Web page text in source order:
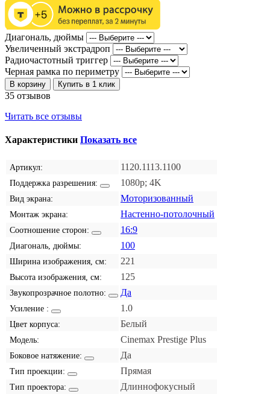
Диагональ, дюймы
Увеличенный экстрадроп
Радиочастотный триггер
Черная рамка по периметру
В корзину Купить в 1 клик
35 отзывов
Читать все отзывы
Характеристики Показать все
Артикул: 1120.1113.1100
Поддержка разрешения: 1080p; 4K
Вид экрана: Моторизованный
Монтаж экрана: Настенно-потолочный
Соотношение сторон: 16:9
Диагональ, дюймы: 100
Ширина изображения, см: 221
Высота изображения, см: 125
Звукопрозрачное полотно: Да
Усиление : 1.0
Цвет корпуса: Белый
Модель: Cinemax Prestige Plus
Боковое натяжение: Да
Тип проекции: Прямая
Тип проектора: Длиннофокусный